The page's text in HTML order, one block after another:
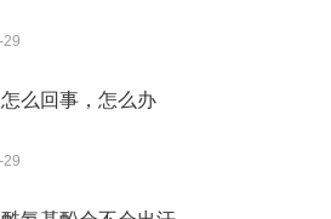
29
么回事，怎么办
29